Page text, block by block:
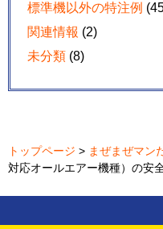
標準機以外の特注例
関連情報 (2)
未分類 (8)
トップページ > まぜまぜマン
対応オールエアー機種）の安